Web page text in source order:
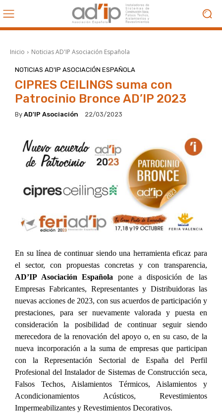
Inicio Noticias AD'IP Asociación Española
NOTICIAS AD'IP ASOCIACIÓN ESPAÑOLA
CIPRES CEILINGS suma con
Patrocinio Bronce AD’IP 2023
By AD'IP Asociación 22/03/2023
En su línea de continuar siendo una herramienta eficaz para
el sector, con propuestas concretas y con transparencia,
AD’IP Asociación Española pone a disposición de las
Empresas Fabricantes, Representantes y Distribuidoras las
nuevas acciones de 2023, con sus acuerdos de participación y
prestaciones, para ser nuevamente valorada y puesta en
consideración la posibilidad de continuar seguir siendo
merecedora de la renovación del apoyo o, en su caso, de la
nueva incorporación a la suma de empresas que participan
con la Representación Sectorial de España del Perfil
Profesional del Instalador de Sistemas de Construcción seca,
Falsos Techos, Aislamientos Térmicos, Aislamientos y
Acondicionamientos Acústicos, Revestimientos
Impermeabilizantes y Revestimientos Decorativos.